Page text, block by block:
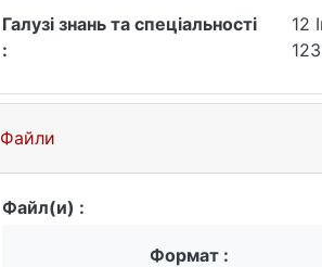
порушення цілісності.
Передбачається, що початковий
Ключові слова : хешування,
Галузі знань та спеціальності
:
12
Файли
Файл(и) :
Формат :